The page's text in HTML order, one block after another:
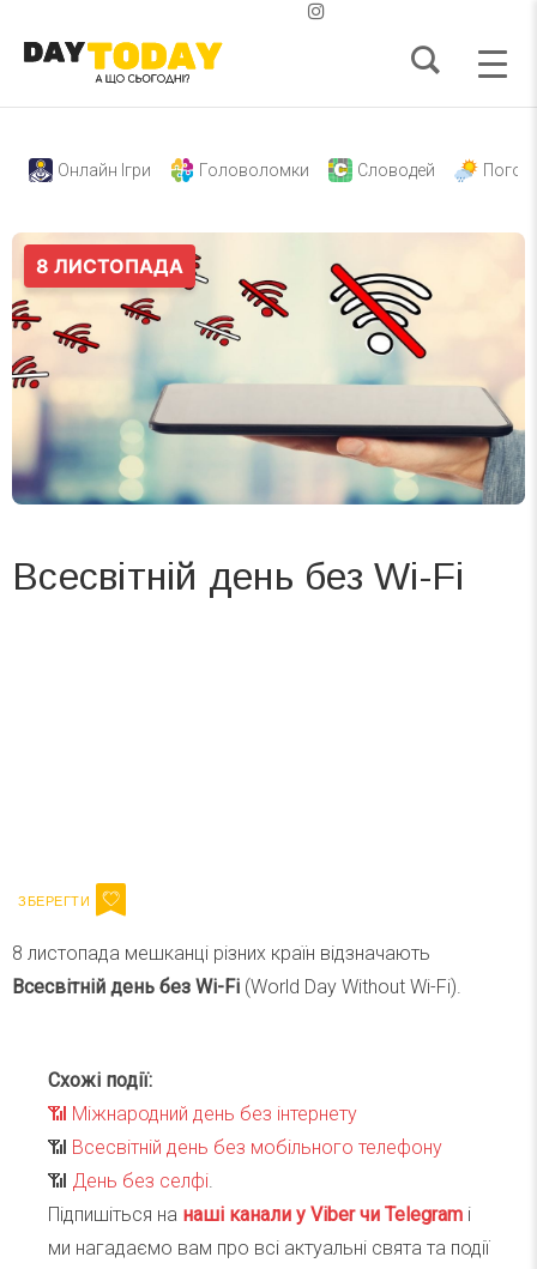
Онлайн Ігри Головоломки Словодей
Всесвітній день без Wi-Fi
8 листопада мешканці різних країн відзначають
Всесвітній день без Wi-Fi (World Day Without Wi-Fi).
Схожі події:
📶 Міжнародний день без інтернету
📶 Всесвітній день без мобільного телефону
📶 День без селфі.
Підпишіться на наші канали у Viber чи Telegram і
ми нагадаємо вам про всі актуальні свята та події